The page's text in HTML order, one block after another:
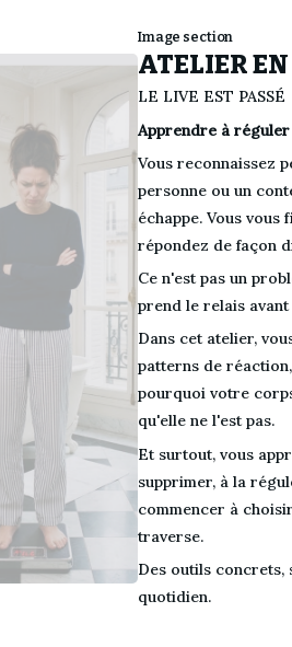
Image section
ATELIER
LE LIVE EST PASSÉ
Apprendre à
Vous reconnaissez
personne ou un
échappe. Vous
répondez de façon
Ce n'est pas un
prend le relais
Dans cet atelier,
patterns de
pourquoi votre
qu'elle ne l'est pas.
Et surtout, vous
supprimer, à la
commencer à
traverse.
Des outils concrets,
quotidien.